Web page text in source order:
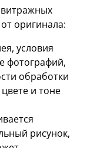
оригинала:
условия
фотографий,
обработки
и тоне
рисунок,